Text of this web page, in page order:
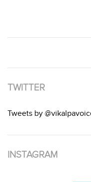
TWITTER
Tweets by
INSTAGRAM